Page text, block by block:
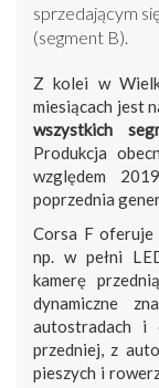
sprzedającym
(segment B).
Z kolei w
miesiącach jest
wszystkich
Produkcja
względem
poprzednia
Corsa F oferuje
np. w pełni
kamerę
dynamiczne
autostradach i
przedniej, z
pieszych i